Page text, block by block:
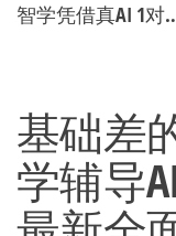
智学凭借真AI 1对
基础差
学辅导